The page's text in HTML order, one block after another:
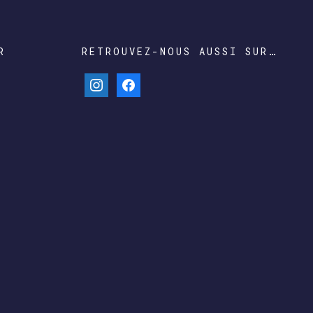
RETROUVEZ-NOUS AUSSI SUR…
instagramfacebook